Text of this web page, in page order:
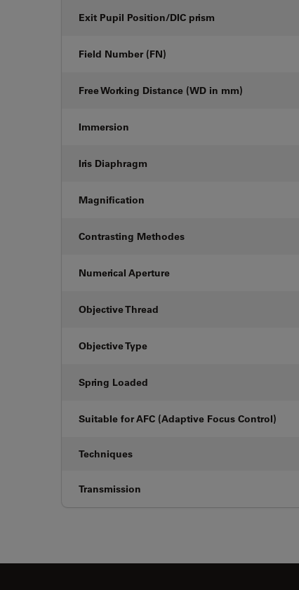
Exit Pupil Position/DIC prism
Field Number (FN)
Free Working Distance (WD in mm)
Immersion
Iris Diaphragm
Magnification
Contrasting Methodes
Numerical Aperture
Objective Thread
Objective Type
Spring Loaded
Suitable for AFC (Adaptive Focus Control)
Techniques
Transmission